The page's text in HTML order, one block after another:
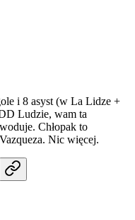
i 8 asyst (w La Lidze +
Ludzie, wam ta
Chłopak to
Nic więcej.